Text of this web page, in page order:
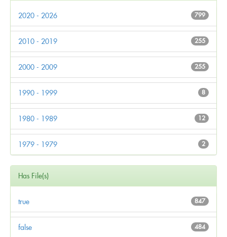
799
2020 - 2026
255
2010 - 2019
255
2000 - 2009
8
1990 - 1999
12
1980 - 1989
2
1979 - 1979
Has File(s)
847
true
484
false